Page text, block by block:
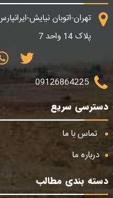
تهران-اتوبان نیایش-
پلاک 14 واحد 7
09126864225
دسترسی سریع
تماس با ما
درباره ما
دسته بندی مطالب